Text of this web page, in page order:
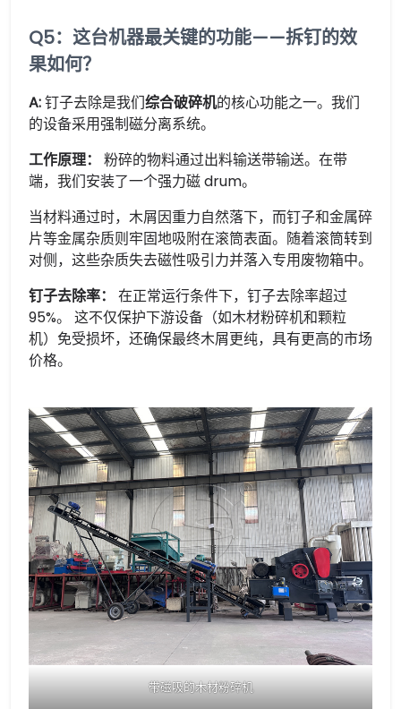
Q5：这台机器最关键的功能——拆钉的效
果如何？
A:钉子去除是我们综合破碎机的核心功能之一。我们
的设备采用强制磁分离系统。
工作原理：
粉碎的物料通过出料输送带输送。在带
端，我们安装了一个强力磁 drum。
当材料通过时，木屑因重力自然落下，而钉子和金属碎
片等金属杂质则牢固地吸附在滚筒表面。随着滚筒转到
对侧，这些杂质失去磁性吸引力并落入专用废物箱中。
钉子去除率：
在正常运行条件下，钉子去除率超过
95%。 这不仅保护下游设备（如木材粉碎机和颗粒
机）免受损坏，还确保最终木屑更纯，具有更高的市场
价格。
带磁吸的木材粉碎机